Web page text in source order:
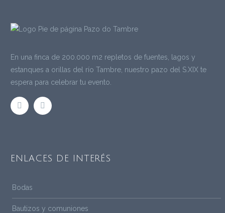
En una finca de 200.000 m2 repletos de fuentes, lagos y
estanques a orillas del río Tambre, nuestro pazo del S.XIX te
espera para celebrar tu evento.
ENLACES DE INTERÉS
Bodas
Bautizos y comuniones